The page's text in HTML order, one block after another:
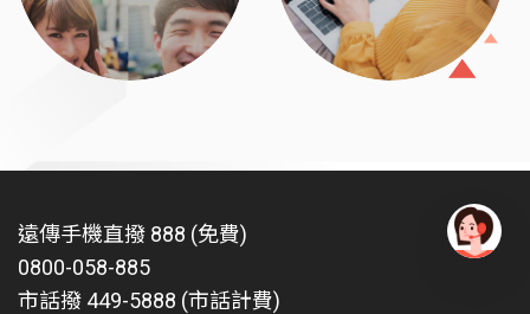
遠傳手機直撥 888 (免費)
0800-058-885
市話撥 449-5888 (市話計費)